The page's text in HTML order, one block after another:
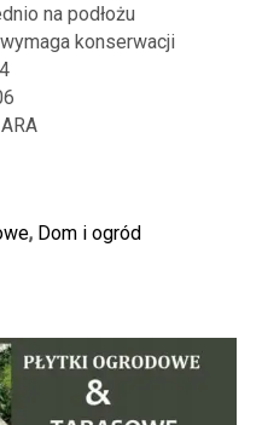
na podłożu
konserwacji
, Dom i ogród